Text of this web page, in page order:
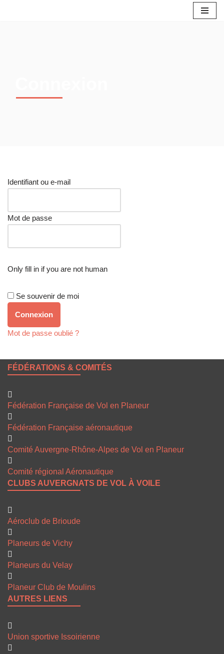
Identifiant ou e-mail
Mot de passe
Only fill in if you are not human
Se souvenir de moi
Mot de passe oublié ?
FÉDÉRATIONS & COMITÉS
Fédération Française de Vol en Planeur
Fédération Française aéronautique
Comité Auvergne-Rhône-Alpes de Vol en Planeur
Comité régional Aéronautique
CLUBS AUVERGNATS DE VOL À VOILE
Aéroclub de Brioude
Planeurs de Vichy
Planeurs du Velay
Planeur Club de Moulins
AUTRES LIENS
Union sportive Issoirienne